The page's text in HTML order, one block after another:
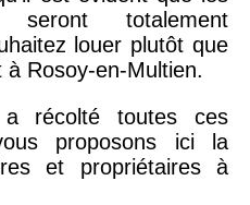
seront totalement
louer plutôt que
Rosoy-en-Multien.
récolté toutes ces
proposons ici la
et propriétaires à